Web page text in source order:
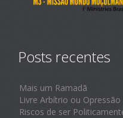
Posts recentes
Mais um Ramadã
Livre Arbítrio ou Opressão
Riscos de ser